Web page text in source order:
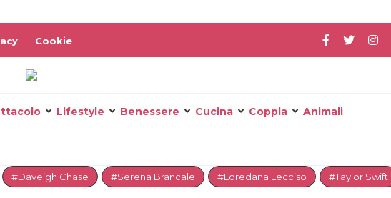
Cookie
Lifestyle Benessere Cucina Coppia Animali
#Daveigh Chase #Serena Brancale #Loredana Lecciso #Taylor Swift